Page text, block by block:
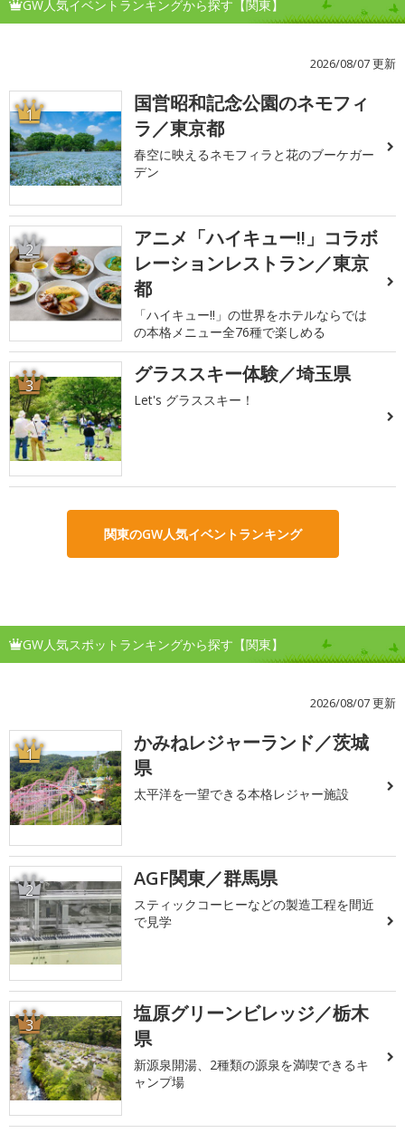
GW人気イベントランキングから探す【関東】
2026/08/07 更新
1
国営昭和記念公園のネモフィ
ラ／東京都
春空に映えるネモフィラと花のブーケガー
デン
2
アニメ「ハイキュー!!」コラボ
レーションレストラン／東京
都
「ハイキュー!!」の世界をホテルならでは
の本格メニュー全76種で楽しめる
3 グラススキー体験／埼玉県
Let's グラススキー！
関東のGW人気イベントランキング
GW人気スポットランキングから探す【関東】
2026/08/07 更新
1
かみねレジャーランド／茨城
県
太平洋を一望できる本格レジャー施設
2 AGF関東／群馬県
スティックコーヒーなどの製造工程を間近
で見学
3
塩原グリーンビレッジ／栃木
県
新源泉開湯、2種類の源泉を満喫できるキ
ャンプ場